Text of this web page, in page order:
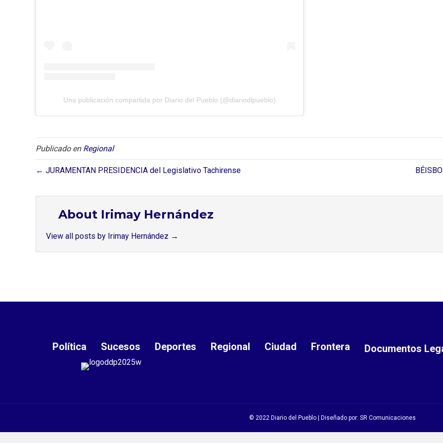
Una publicación compartida por Diario del Pueblo (@diariodlpueblo)
Publicado en Regional
← JURAMENTAN PRESIDENCIA del Legislativo Tachirense
About Irimay Hernández
View all posts by Irimay Hernández →
Política Sucesos Deportes Regional Ciudad Frontera Documentos
© 2022 Diario del Pueblo | Diseñado por: SR Comunicaciones